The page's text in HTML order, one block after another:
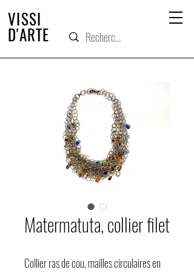
D'ARTE
VISSI
Matermatuta, collier filet
Collier ras de cou, mailles circulaires en